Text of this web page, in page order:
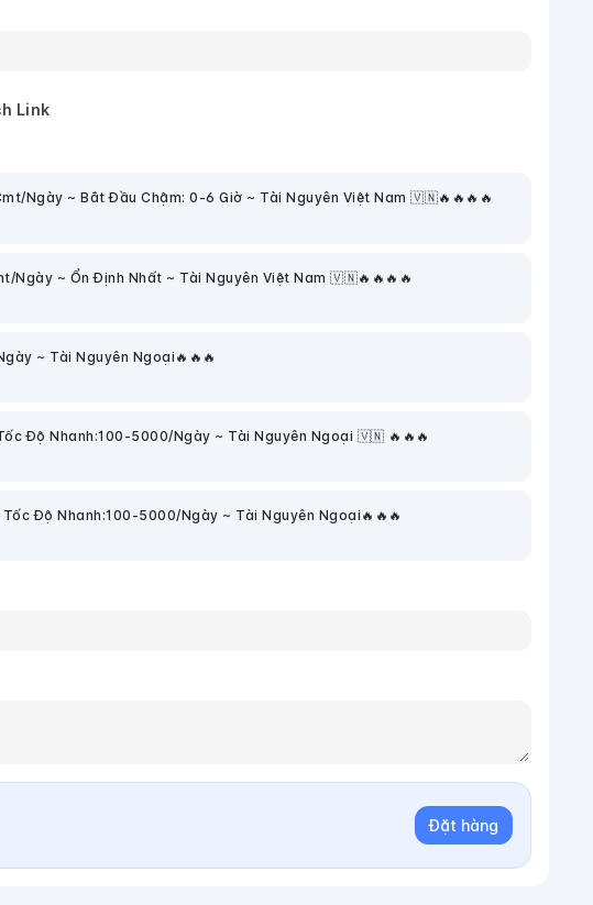
Link
Ngày ~ Bắt Đầu Chậm: 0-6 Giờ ~ Tài Nguyên Việt Nam 🇻🇳🔥🔥🔥🔥
Ngày ~ Ổn Định Nhất ~ Tài Nguyên Việt Nam 🇻🇳🔥🔥🔥🔥
~ Tài Nguyên Ngoại🔥🔥🔥
Độ Nhanh:100-5000/Ngày ~ Tài Nguyên Ngoại 🇻🇳 🔥🔥🔥
Độ Nhanh:100-5000/Ngày ~ Tài Nguyên Ngoại🔥🔥🔥
Đặt hàng